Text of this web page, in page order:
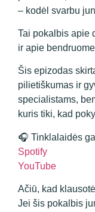
– kodėl svarbu
Tai pokalbis apie
ir apie
Šis epizodas
pilietiškumas ir
specialistams,
kuris tiki, kad
🎧 Tinklalaidės
Spotify
YouTube
Ačiū, kad
Jei šis pokalbis